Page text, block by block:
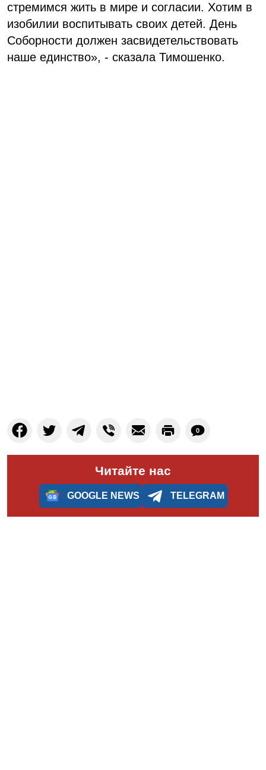
стремимся жить в мире и согласии. Хотим в
изобилии воспитывать своих детей. День
Соборности должен засвидетельствовать
наше единство», - сказала Тимошенко.
0
Читайте нас
GOOGLE NEWS TELEGRAM